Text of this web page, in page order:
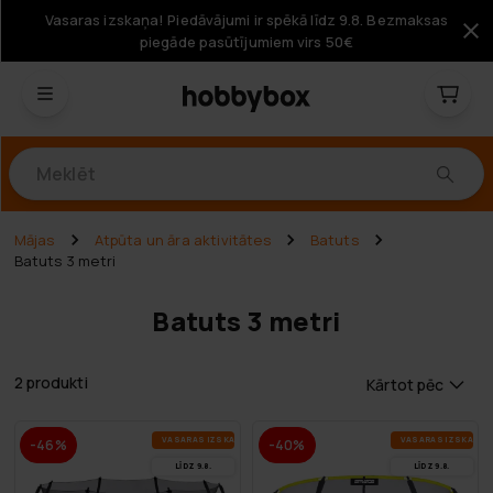
Vasaras izskaņa! Piedāvājumi ir spēkā līdz 9.8. Bezmaksas
piegāde pasūtījumiem virs 50€
Mājas Atpūta un āra aktivitātes
Batuts
Batuts 3 metri
Batuts 3 metri
2 produkti Kārtot pēc
-46% VA­SA­RAS IZ­SKA­ŅA
LĪDZ 9.8.
-40% VA­SA­RAS IZ­SKA­ŅA
LĪDZ 9.8.